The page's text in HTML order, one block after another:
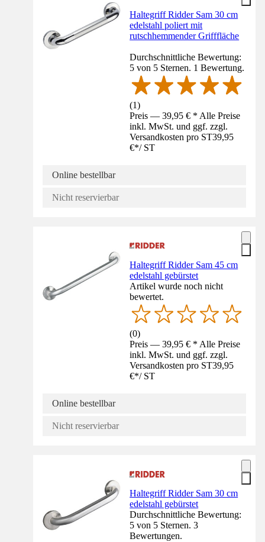
Haltegriff Ridder Sam 30 cm
edelstahl poliert mit
rutschhemmender Grifffläche
Durchschnittliche Bewertung:
5 von 5 Sternen. 1 Bewertung.
(1)
Preis — 39,95 € * Alle Preise
inkl. MwSt. und ggf. zzgl.
Versandkosten pro ST39,95
€*/ ST
Online bestellbar
Nicht reservierbar
Haltegriff Ridder Sam 45 cm
edelstahl gebürstet
Artikel wurde noch nicht
bewertet.
(0)
Preis — 39,95 € * Alle Preise
inkl. MwSt. und ggf. zzgl.
Versandkosten pro ST39,95
€*/ ST
Online bestellbar
Nicht reservierbar
Haltegriff Ridder Sam 30 cm
edelstahl gebürstet
Durchschnittliche Bewertung:
5 von 5 Sternen. 3
Bewertungen.